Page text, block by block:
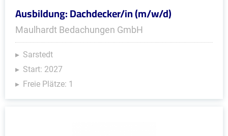
Ausbildung: Dachdecker/in (m/w/d)
Maulhardt Bedachungen GmbH
Sarstedt
Start: 2027
Freie Plätze: 1